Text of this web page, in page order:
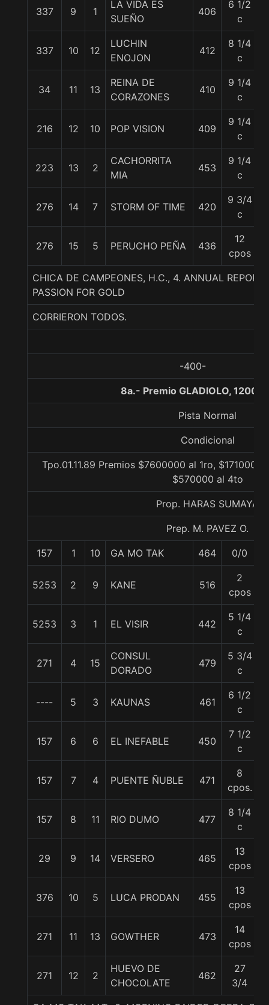
337 9 1
LA VIDA ES
SUEÑO
406
6 1/2
c
337 10 12
LUCHIN
ENOJON
412
8 1/4
c
34 11 13
REINA DE
CORAZONES
410
9 1/4
c
216 12 10 POP VISION 409
9 1/4
c
223 13 2
CACHORRITA
MIA
453
9 1/4
c
276 14 7 STORM OF TIME 420
9 3/4
c
276 15 5 PERUCHO PEÑA 436
12
cpos
CHICA DE CAMPEONES, H.C., 4. ANNUAL
PASSION FOR GOLD
CORRIERON TODOS.
-400-
8a.- Premio GLADIOLO, 1200
Pista Normal
Condicional
Tpo.01.11.89 Premios $7600000 al 1ro,
$570000 al 4to
Prop. HARAS SUMAYA
Prep. M. PAVEZ O.
157 1 10 GA MO TAK 464 0/0
5253 2 9 KANE 516
2
cpos
5253 3 1 EL VISIR 442
5 1/4
c
271 4 15
CONSUL
DORADO
479
5 3/4
c
---- 5 3 KAUNAS 461
6 1/2
c
157 6 6 EL INEFABLE 450
7 1/2
c
157 7 4 PUENTE ÑUBLE 471
8
cpos.
157 8 11 RIO DUMO 477
8 1/4
c
29 9 14 VERSERO 465
13
cpos
376 10 5 LUCA PRODAN 455
13
cpos
271 11 13 GOWTHER 473
14
cpos
271 12 2
HUEVO DE
CHOCOLATE
462
27
3/4